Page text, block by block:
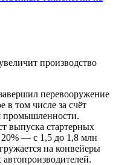
производство
перевооружение
том числе за счёт
промышленности.
выпуска стартерных
20% — с 1,5 до 1,8 млн
на конвейеры